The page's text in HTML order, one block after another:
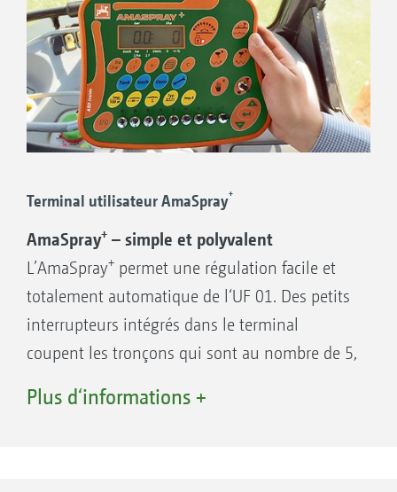
Terminal utilisateur AmaSpray+
AmaSpray+ – simple et polyvalent
L’AmaSpray+ permet une régulation facile et
totalement automatique de l‘UF 01. Des petits
interrupteurs intégrés dans le terminal
coupent les tronçons qui sont au nombre de 5,
digital de la pression et du niveau de la cuve.
Plus d‘informations +